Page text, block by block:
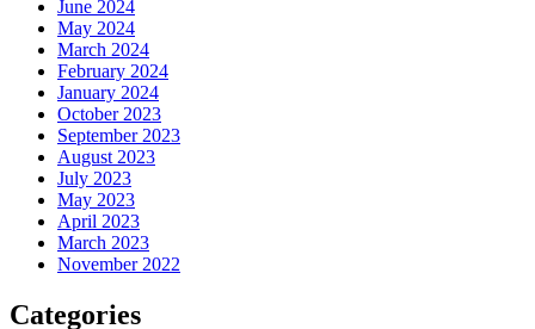
June 2024
May 2024
March 2024
February 2024
January 2024
October 2023
September 2023
August 2023
July 2023
May 2023
April 2023
March 2023
November 2022
Categories